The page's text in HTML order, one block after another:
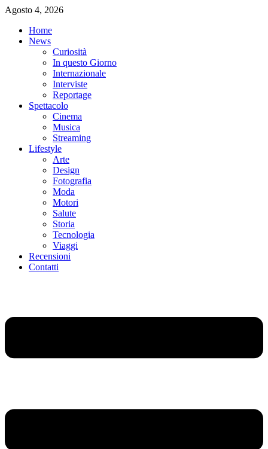
Agosto 4, 2026
Home
News
Curiosità
In questo Giorno
Internazionale
Interviste
Reportage
Spettacolo
Cinema
Musica
Streaming
Lifestyle
Arte
Design
Fotografia
Moda
Motori
Salute
Storia
Tecnologia
Viaggi
Recensioni
Contatti